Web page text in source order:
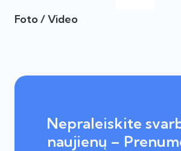
Foto / Video
Nepraleiskite
naujienų –